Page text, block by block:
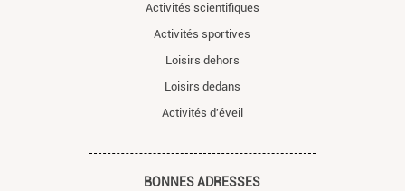
Activités scientifiques
Activités sportives
Loisirs dehors
Loisirs dedans
Activités d'éveil
BONNES ADRESSES